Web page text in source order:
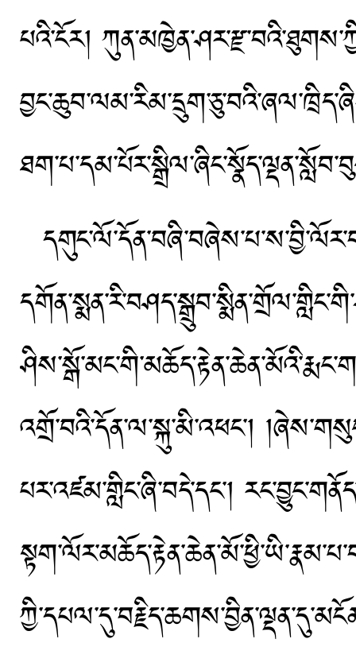
པའི་ངོར།
འགྲོ་བའི་དོན་ལ་སྐུ་མི་འཕང་།
པར་འཛམ་གླིང་ཞི་བདེ་དང་།